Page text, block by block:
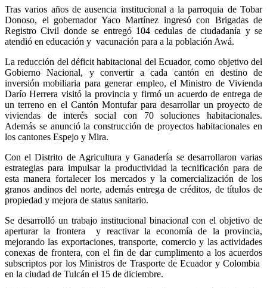
Tras varios años de ausencia institucional a la parroquia de Tobar
Donoso, el gobernador Yaco Martínez ingresó con Brigadas de
Registro Civil donde se entregó 104 cedulas de ciudadanía y se
atendió en educación y vacunación para a la población Awá.
La reducción del déficit habitacional del Ecuador, como objetivo del
Gobierno Nacional, y convertir a cada cantón en destino de
inversión mobiliaria para generar empleo, el Ministro de Vivienda
Darío Herrera visitó la provincia y firmó un acuerdo de entrega de
un terreno en el Cantón Montufar para desarrollar un proyecto de
viviendas de interés social con 70 soluciones habitacionales.
Además se anunció la construcción de proyectos habitacionales en
los cantones Espejo y Mira.
Con el Distrito de Agricultura y Ganadería se desarrollaron varias
estrategias para impulsar la productividad la tecnificación para de
esta manera fortalecer los mercados y la comercialización de los
granos andinos del norte, además entrega de créditos, de títulos de
propiedad y mejora de status sanitario.
Se desarrolló un trabajo institucional binacional con el objetivo de
aperturar la frontera y reactivar la economía de la provincia,
mejorando las exportaciones, transporte, comercio y las actividades
conexas de frontera, con el fin de dar cumplimento a los acuerdos
subscriptos por los Ministros de Trasporte de Ecuador y Colombia
en la ciudad de Tulcán el 15 de diciembre.